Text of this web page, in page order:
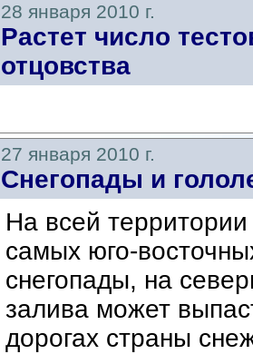
28 января 2010 г.
Растет число
отцовства
27 января 2010 г.
Снегопады и
На всей
самых юго-
снегопады, на
залива может
дорогах страны